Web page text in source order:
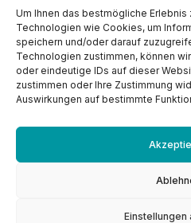
Um Ihnen das bestmögliche
Technologien wie Cookies, um
speichern und/oder darauf
Technologien zustimmen, können
oder eindeutige IDs auf dieser
zustimmen oder Ihre Zustimmung
Auswirkungen auf bestimmte
Einstellungen
CH - 2732 Reconvilier
+41 (0)32 481 15 14
info@pomtava.com